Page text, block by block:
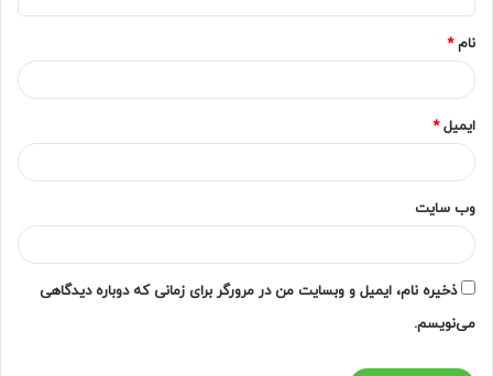
*
نام*
ایمیل*
وب‌ سایت
ذخیره نام، ایمیل و وبسایت من در مرورگر برای زمانی که دوباره دیدگاهی
می‌نویسم.